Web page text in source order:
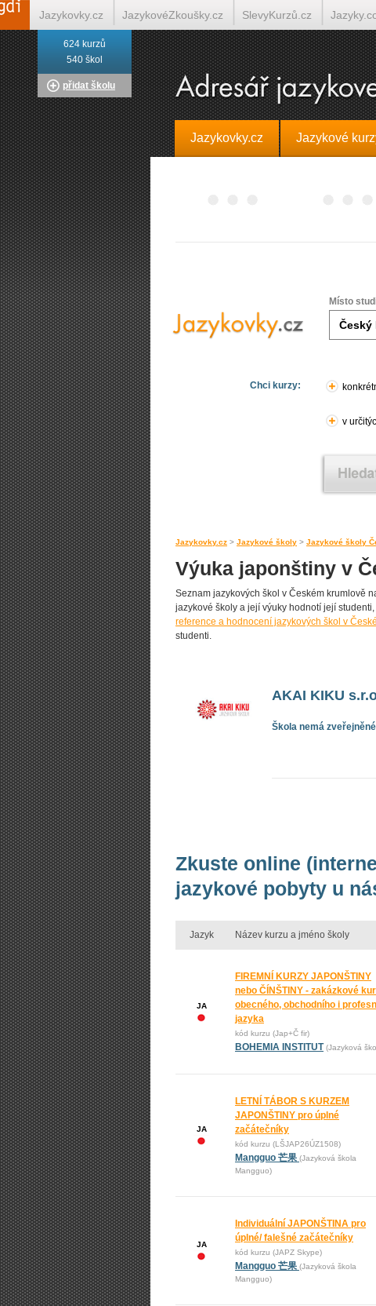
Jazykovky.cz Jazykové
Místo
Chci kurzy:
v
Jazykovky.cz > Jazykové školy > Jazykové školy
Výuka japonštiny v
Seznam jazykových škol v Českém krumlově
jazykové školy a její výuky hodnotí její
reference a hodnocení jazykových škol v
studenti.
AKAI KIKU
Škola nemá
Zkuste online
jazykové pobyty u
Jazyk Název kurzu a jméno školy
JA
FIREMNÍ KURZY JAPONŠTINY
nebo ČÍNŠTINY - zakázkové
obecného, obchodního i
jazyka
kód kurzu (Jap+Č fir)
BOHEMIA INSTITUT (Jazyková
JA
LETNÍ TÁBOR S KURZEM
JAPONŠTINY pro úplné
začátečníky
kód kurzu (LŠJAP26ÚZ1508)
Mangguo 芒果 (Jazyková škola
Mangguo)
JA
Individuální JAPONŠTINA pro
úplné/ falešné začátečníky
kód kurzu (JAPZ Skype)
Mangguo 芒果 (Jazyková škola
Mangguo)
624 kurzů
540 škol
přidat školu
Jazykovky.cz JazykovéZkoušky.cz SlevyKurzů.cz
Italština on-line Tlumočení-Překlady.cz Překládá.cz